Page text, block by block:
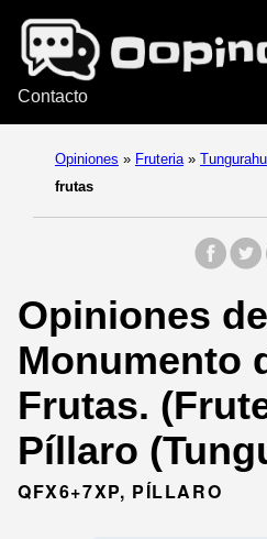
Contacto
Opiniones » Fruteria »
frutas
Opiniones de
Monumento
Frutas.
Píllaro
QFX6+7XP, PÍLLARO